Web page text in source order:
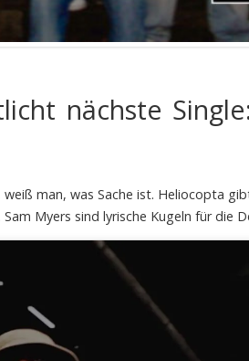
nächste
man, was Sache ist. Heliocopta
Myers sind lyrische Kugeln für die